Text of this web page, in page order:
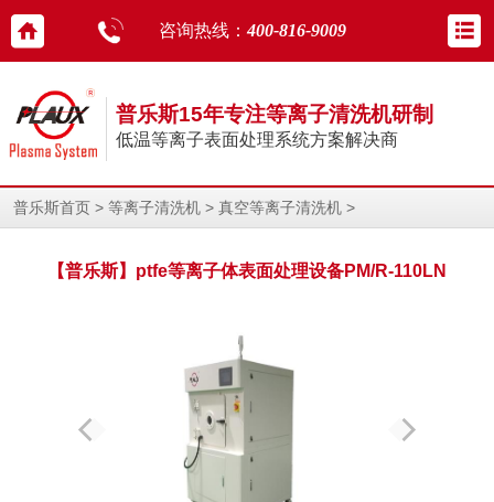
咨询热线： 400-816-9009
普乐斯15年专注等离子清洗机研制
低温等离子表面处理系统方案解决商
普乐斯首页 > 等离子清洗机 > 真空等离子清洗机 >
【普乐斯】ptfe等离子体表面处理设备PM/R-110LN